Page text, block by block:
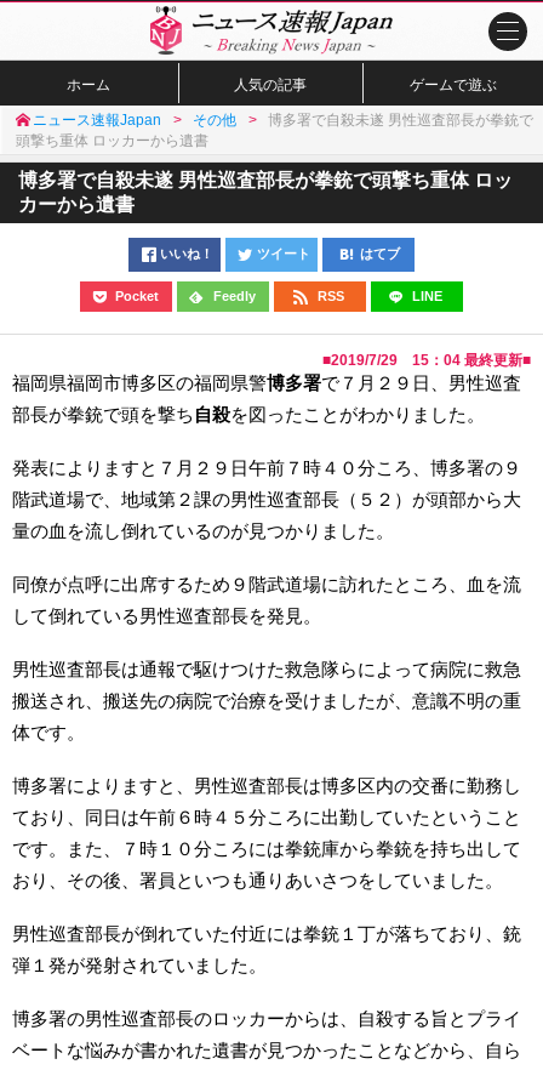
ホーム 人気の記事 ゲームで遊ぶ
ニュース速報Japan その他
博多署で自殺未遂 男性巡査部長が拳銃で
頭撃ち重体 ロッカーから遺書
博多署で自殺未遂 男性巡査部長が拳銃で頭撃ち重体 ロッ
カーから遺書
いいね！ ツイート はてブ
Pocket Feedly RSS LINE
■2019/7/29 15：04 最終更新■
福岡県福岡市博多区の福岡県警博多署で７月２９日、男性巡査
部長が拳銃で頭を撃ち 自殺を図ったことがわかりました。
発表によりますと７月２９日午前７時４０分ころ、博多署の９
階武道場で、地域第２課の男性巡査部長（５２）が頭部から大
量の血を流し倒れているのが見つかりました。
同僚が点呼に出席するため９階武道場に訪れたところ、血を流
して倒れている男性巡査部長を発見。
男性巡査部長は通報で駆けつけた救急隊らによって病院に救急
搬送され、搬送先の病院で治療を受けましたが、意識不明の重
体です。
博多署によりますと、男性巡査部長は博多区内の交番に勤務し
ており、同日は午前６時４５分ころに出勤していたということ
です。また、７時１０分ころには拳銃庫から拳銃を持ち出して
おり、その後、署員といつも通りあいさつをしていました。
男性巡査部長が倒れていた付近には拳銃１丁が落ちており、銃
弾１発が発射されていました。
博多署の男性巡査部長のロッカーからは、自殺する旨とプライ
ベートな悩みが書かれた遺書が見つかったことなどから、自ら